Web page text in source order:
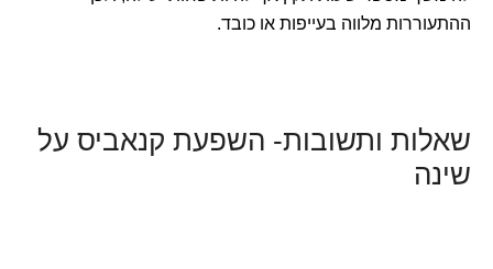
ההתעוררות מלווה בעייפות או כובד.
שאלות ותשובות- השפעת קנאביס על
שינה